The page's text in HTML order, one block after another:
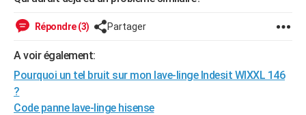
LIFESTYLE
Alimentation
Guide de la santé
Maladies
Médicaments
Sommeil
VOYAGE
Destinations
City break
Voyage nature
Voyage de noces
Forum
Climat
+PHOTO
Répondre (3) Partager
A voir également:
Pourquoi un tel bruit sur mon lave-linge Indesit WIXXL 146
?
Code panne lave-linge hisense